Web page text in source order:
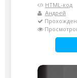
HTML-код
Андрей